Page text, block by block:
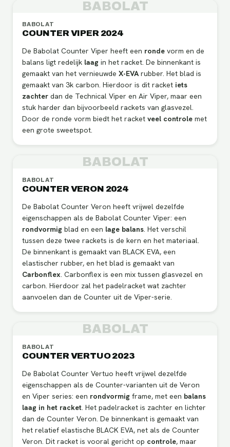
BABOLAT
BABOLAT
COUNTER VIPER 2024
De Babolat Counter Viper heeft een ronde vorm en de
balans ligt redelijk laag in het racket. De binnenkant is
gemaakt van het vernieuwde X-EVA rubber. Het blad is
gemaakt van 3k carbon. Hierdoor is dit racket iets
zachter dan de Technical Viper en Air Viper, maar een
stuk harder dan bijvoorbeeld rackets van glasvezel.
Door de ronde vorm biedt het racket veel controle met
een grote sweetspot.
BABOLAT
BABOLAT
COUNTER VERON 2024
De Babolat Counter Veron heeft vrijwel dezelfde
eigenschappen als de Babolat Counter Viper: een
rondvormig blad en een lage balans . Het verschil
tussen deze twee rackets is de kern en het materiaal.
De binnenkant is gemaakt van BLACK EVA, een
elastischer rubber, en het blad is gemaakt van
Carbonflex . Carbonflex is een mix tussen glasvezel en
carbon. Hierdoor zal het padelracket wat zachter
aanvoelen dan de Counter uit de Viper-serie.
BABOLAT
BABOLAT
COUNTER VERTUO 2023
De Babolat Counter Vertuo heeft vrijwel dezelfde
eigenschappen als de Counter-varianten uit de Veron
en Viper series: een rondvormig frame, met een balans
laag in het racket . Het padelracket is zachter en lichter
dan de Counter Veron. De binnenkant is gemaakt van
het relatief elastische BLACK EVA, net als de Counter
Veron. Dit racket is vooral gericht op controle, maar